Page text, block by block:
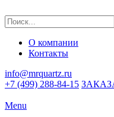
О компании
Контакты
info@mrquartz.ru
+7 (499) 288-84-15
Menu